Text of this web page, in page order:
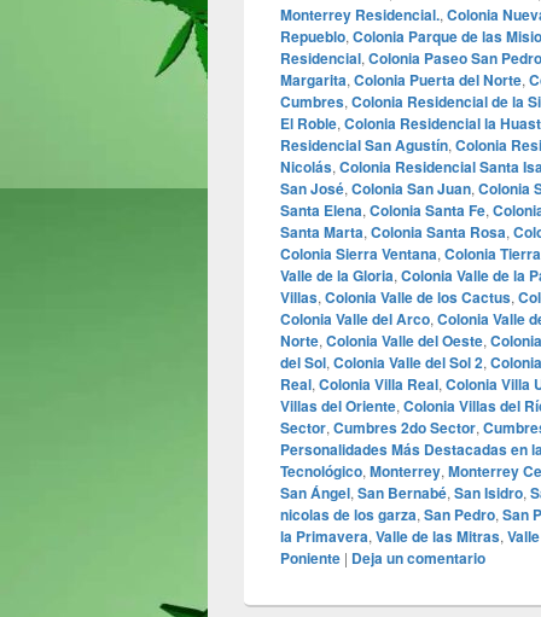
Monterrey Residencial., Colonia
Repueblo, Colonia Parque de las
Residencial, Colonia Paseo San Pedro
Margarita, Colonia Puerta del Norte,
Cumbres, Colonia Residencial de la
El Roble, Colonia Residencial la
Residencial San Agustín, Colonia
Nicolás, Colonia Residencial Santa
San José, Colonia San Juan, Colonia
Santa Elena, Colonia Santa Fe,
Santa Marta, Colonia Santa Rosa,
Colonia Sierra Ventana, Colonia
Valle de la Gloria, Colonia Valle de la
Villas, Colonia Valle de los Cactus,
Colonia Valle del Arco, Colonia Valle
Norte, Colonia Valle del Oeste,
del Sol, Colonia Valle del Sol 2,
Real, Colonia Villa Real, Colonia Villa
Villas del Oriente, Colonia Villas del
Sector, Cumbres 2do Sector,
Personalidades Más Destacadas en
Tecnológico, Monterrey, Monterrey
San Ángel, San Bernabé, San Isidro,
nicolas de los garza, San Pedro, San
la Primavera, Valle de las Mitras,
Poniente | Deja un comentario